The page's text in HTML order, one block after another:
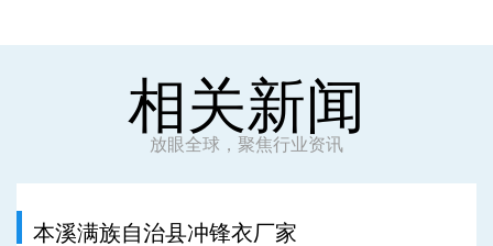
相关新闻
放眼全球，聚焦行业资讯
本溪满族自治县冲锋衣厂家